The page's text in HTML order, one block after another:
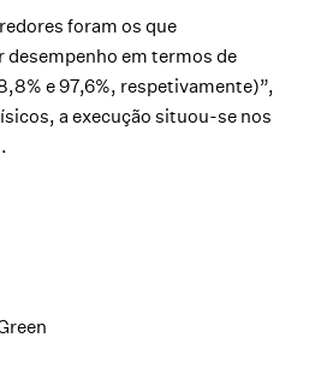
foram os que
desempenho em termos de
e 97,6%, respetivamente)”,
a execução situou-se nos